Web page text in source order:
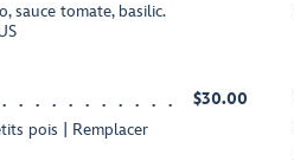
sauce tomate, basilic.
pois | Remplacer
$30.00